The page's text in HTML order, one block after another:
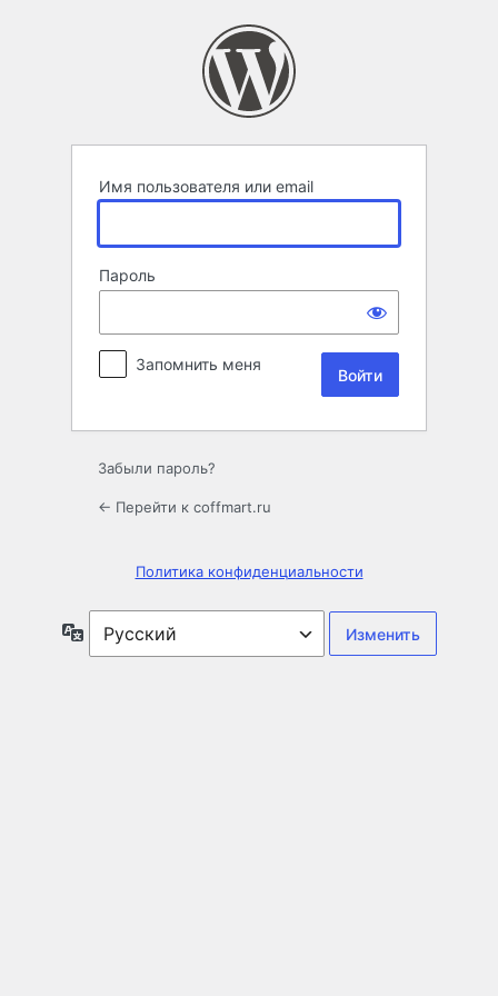
Имя пользователя или email
Пароль
Запомнить меня
Забыли пароль?
← Перейти к coffmart.ru
Политика конфиденциальности
Язык